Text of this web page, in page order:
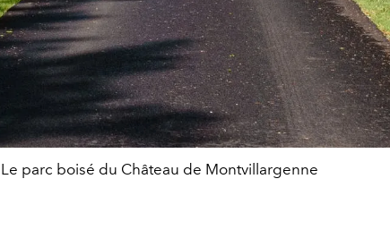
Le parc boisé du Château de Montvillargenne